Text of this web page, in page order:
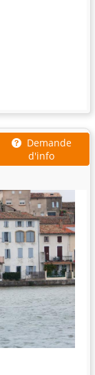
Demande
d'info